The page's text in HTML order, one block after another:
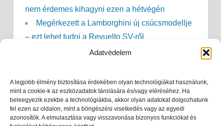
Adatvédelem
A legjobb élmény biztosítása érdekében olyan technológiákat használunk,
mint a cookie-k az eszközadatok tárolására és/vagy eléréséhez. Ha
beleegyezik ezekbe a technológiákba, akkor olyan adatokat dolgozhatunk
fel ezen az oldalon, mint a böngészési viselkedés vagy az egyedi
azonosítók. A elmulasztása vagy visszavonása bizonyos funkciókat és
nem érdemes kihagyni ezen a hétvégén
Megérkezett a Lamborghini új csúcsmodellje
– ezt lehet tudni a Revuelto SV-ről
Magyar Péter bejelentette: megszűnik az
Hamarosan érkezik az első 50 ezer forint –
fontos részleteket közölt a kormány
Magyar Péter: Orbánék már 2022-ben tudták,
hogy bajban van az energiarendszer